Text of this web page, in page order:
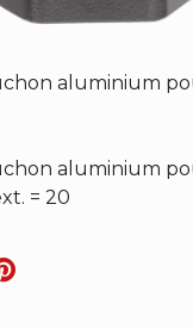
aluminium
aluminium
= 20
Pinterest